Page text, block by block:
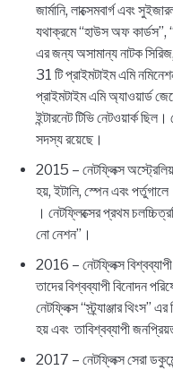
জার্মানি, লাক্সেমবার্গ এবং
যথাক্রমে “হাউস অফ কার্ডস”,
এর জন্য অসামান্য নাটক
31 টি প্রাইমটাইম এমি
প্রাইমটাইম এমি অ্যাওয়ার্ড
ইন্টারনেট টিভি নেটওয়ার্ক
সদস্য রয়েছে।
2015 – নেটফ্লিক্স
হয়, ইটালি, স্পেন এবং
। নেটফ্লিক্সের প্রথম
নো নেশন”।
2016 – নেটফ্লিক্স
তাদের বিশ্বব্যাপী বিনোদন
নেটফ্লিক্স “স্ট্র্যাঞ্জার থিংস”
হয় এবং তাবিশ্বব্যাপী
2017 – নেটফ্লিক্স সেরা